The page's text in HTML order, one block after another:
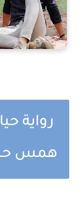
رواية
همس